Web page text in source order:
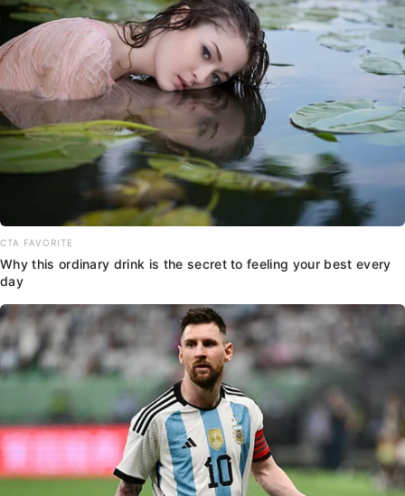
CTA FAVORITE
Why this ordinary drink is the secret to feeling your best every
day